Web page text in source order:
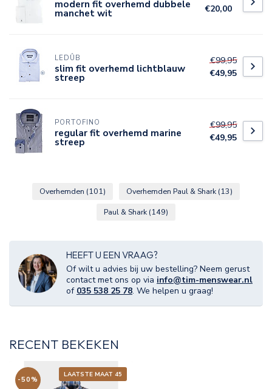
modern fit overhemd dubbele
manchet wit
€20,00
LEDÛB
slim fit overhemd lichtblauw
streep
€99,95
€49,95
PORTOFINO
regular fit overhemd marine
streep
€99,95
€49,95
Overhemden (101) Overhemden Paul & Shark (13)
Paul & Shark (149)
HEEFT U EEN VRAAG?
Of wilt u advies bij uw bestelling? Neem gerust
contact met ons op via info@tim-menswear.nl
of 035 538 25 78. We helpen u graag!
RECENT BEKEKEN
LAATSTE MAAT 45
-50%